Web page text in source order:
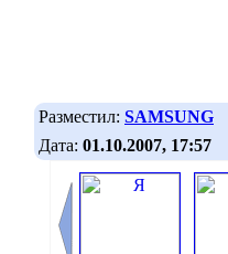
Разместил: SAMSUNG
Дата: 01.10.2007, 17:57